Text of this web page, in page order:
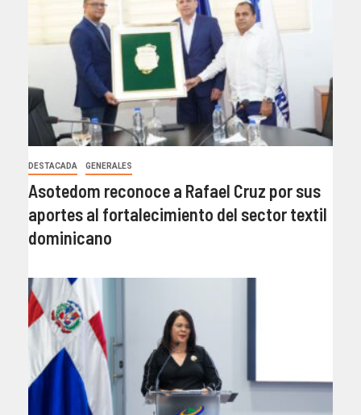
DESTACADA GENERALES
Asotedom reconoce a Rafael Cruz por sus
aportes al fortalecimiento del sector textil
dominicano